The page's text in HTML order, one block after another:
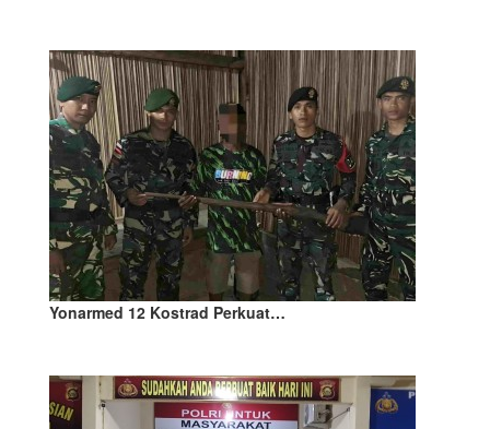
Yonarmed 12 Kostrad Perkuat…